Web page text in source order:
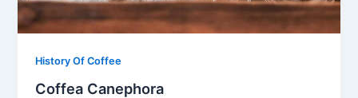
History Of Coffee
Coffea Canephora